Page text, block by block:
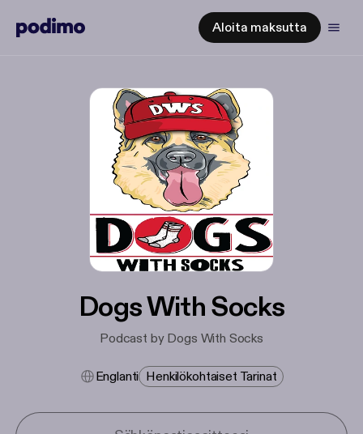
Aloita maksutta
Dogs With Socks
Podcast by Dogs With Socks
Englanti Henkilökohtaiset Tarinat